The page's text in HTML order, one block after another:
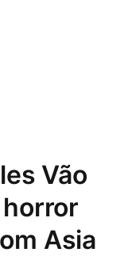
Vão
Asia